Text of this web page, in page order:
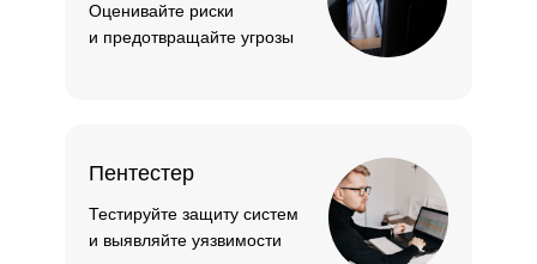
Оценивайте риски
и предотвращайте угрозы
Пентестер
Тестируйте защиту систем
и выявляйте уязвимости